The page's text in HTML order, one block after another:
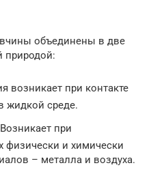
объединены в две
природой:
возникает при контакте
жидкой среде.
при
физически и химически
– металла и воздуха.